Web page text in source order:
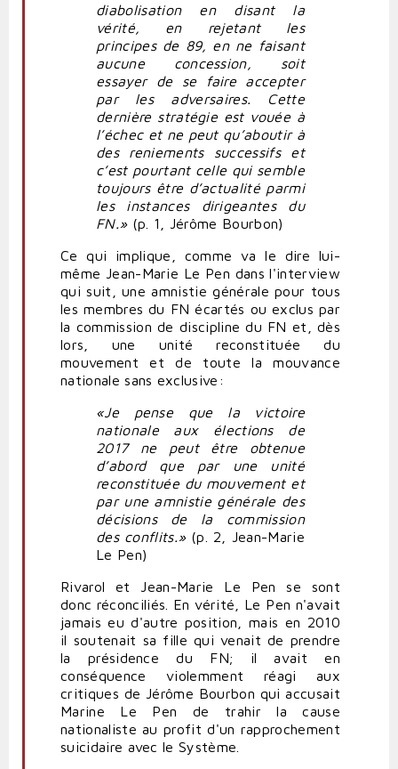
diabolisation en disant la
vérité, en rejetant les
principes de 89, en ne faisant
aucune concession, soit
essayer de se faire accepter
par les adversaires. Cette
dernière stratégie est vouée à
l’échec et ne peut qu’aboutir à
des reniements successifs et
c’est pourtant celle qui semble
toujours être d’actualité parmi
les instances dirigeantes du
FN.»(p. 1, Jérôme Bourbon)
Ce qui implique, comme va le dire lui-
même Jean-Marie Le Pen dans l'interview
qui suit, une amnistie générale pour tous
les membres du FN écartés ou exclus par
la commission de discipline du FN et, dès
lors, une unité reconstituée du
mouvement et de toute la mouvance
nationale sans exclusive:
«Je pense que la victoire
nationale aux élections de
2017 ne peut être obtenue
d’abord que par une unité
reconstituée du mouvement et
par une amnistie générale des
décisions de la commission
des conflits.» (p. 2, Jean-Marie
Le Pen)
Rivarol et Jean-Marie Le Pen se sont
donc réconciliés. En vérité, Le Pen n'avait
jamais eu d'autre position, mais en 2010
il soutenait sa fille qui venait de prendre
la présidence du FN; il avait en
conséquence violemment réagi aux
critiques de Jérôme Bourbon qui accusait
Marine Le Pen de trahir la cause
nationaliste au profit d'un rapprochement
suicidaire avec le Système.